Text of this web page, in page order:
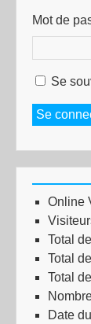
Mot de
Se
Se
Online
Total
Total
Total
Date